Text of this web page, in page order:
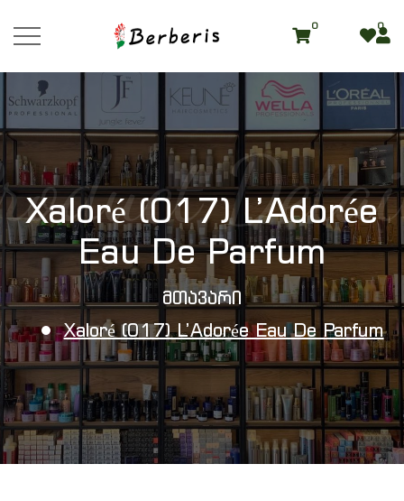
0 0
Xaloré (017) L’Adorée
Eau De Parfum
Მთავარი
Xaloré (017) L’Adorée Eau De Parfum